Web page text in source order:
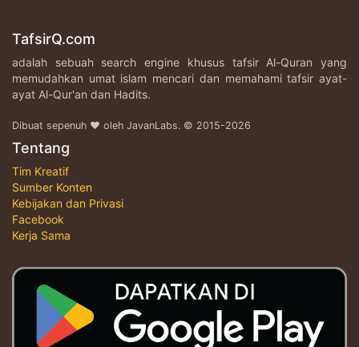
TafsirQ.com
adalah sebuah search engine khusus tafsir Al-Quran yang
memudahkan umat islam mencari dan memahami tafsir ayat-
ayat Al-Qur'an dan Hadits.
Dibuat sepenuh ♥ oleh JavanLabs. © 2015-2026
Tentang
Tim Kreatif
Sumber Konten
Kebijakan dan Privasi
Facebook
Kerja Sama